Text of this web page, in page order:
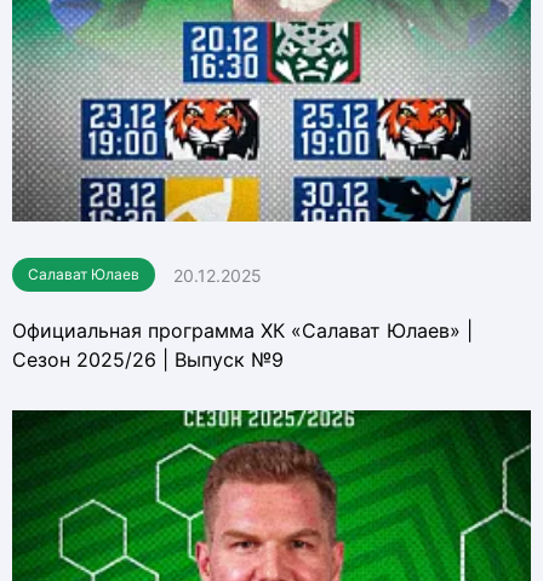
Салават Юлаев 20.12.2025
Официальная программа ХК «Салават Юлаев» |
Сезон 2025/26 | Выпуск №9